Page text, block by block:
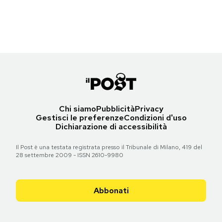
Chi siamoPubblicitàPrivacy
Gestisci le preferenzeCondizioni d'uso
Dichiarazione di accessibilità
Il Post è una testata registrata presso il Tribunale di Milano, 419 del
28 settembre 2009 - ISSN 2610-9980
Abbonati